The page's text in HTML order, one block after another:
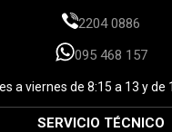
2204 0886
095 468 157
a viernes de 8:15 a 13 y de
SERVICIO TÉCNICO